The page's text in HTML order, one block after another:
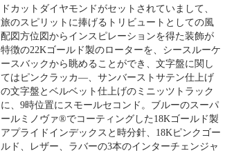
ドカットダイヤモンドがセットされていまして、
旅のスピリットに捧げるトリビュートとしての風
配図方位図からインスピレーションを得た装飾が
特徴の22Kゴールド製のローターを、シースルーケ
ースバックから眺めることができ、文字盤に関し
てはピンクラッカ―、サンバーストサテン仕上げ
の文字盤とベルベット仕上げのミニッツトラック
に、9時位置にスモールセコンド。ブルーのスーパ
ールミノヴァ®でコーティングした18Kゴールド製
アプライドインデックスと時分針、18Kピンクゴー
ルド、レザー、ラバーの3本のインターチェンジャ